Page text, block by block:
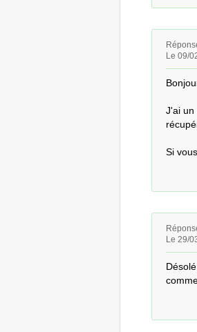
Le 09/
J'ai un
Si
Le 29/